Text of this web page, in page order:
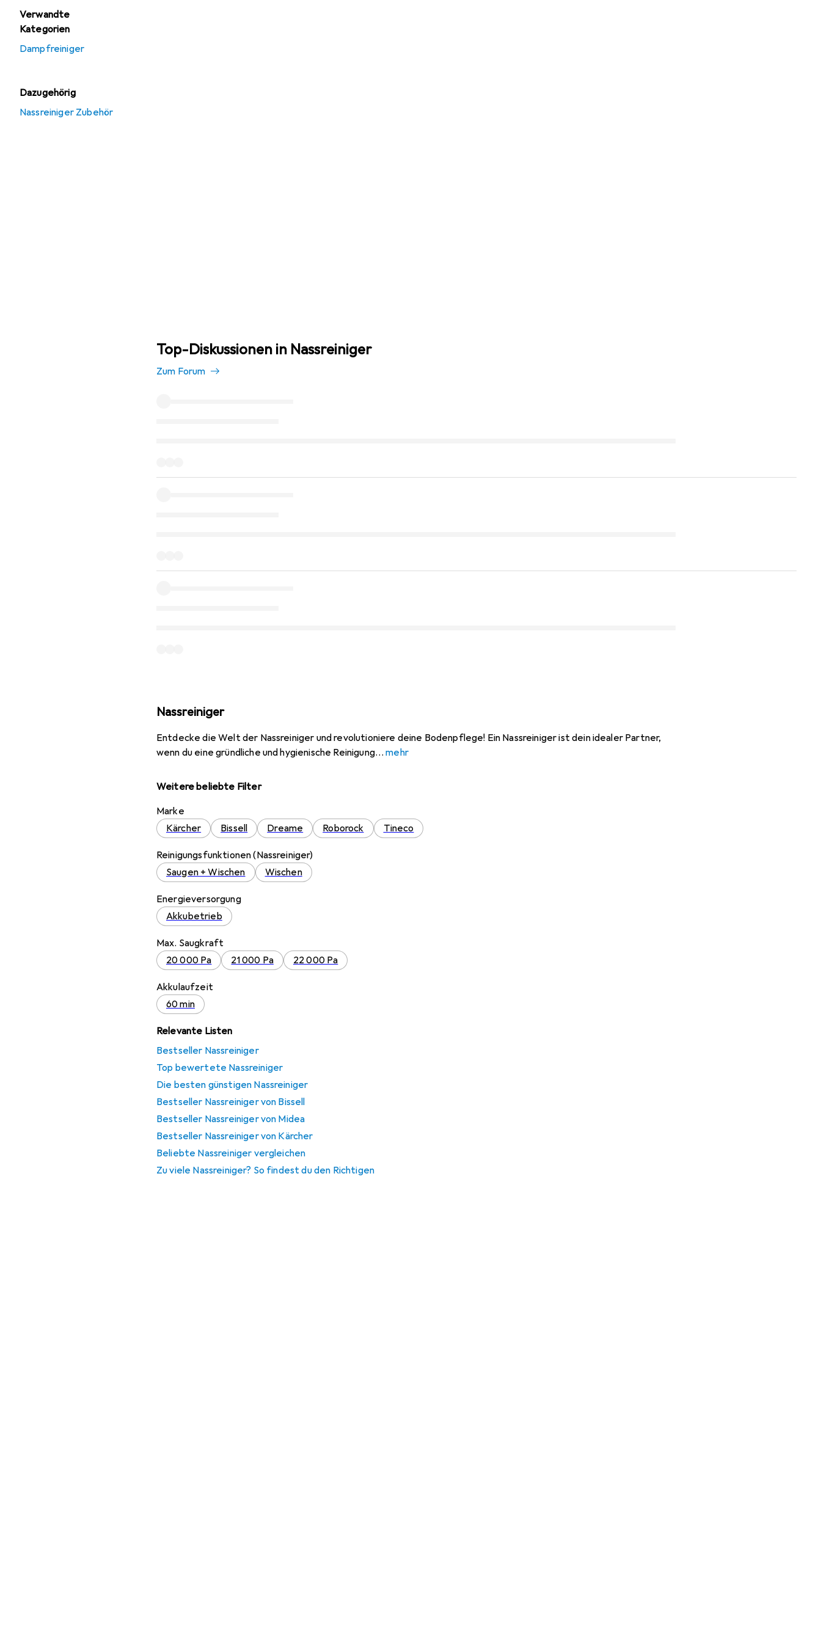
Verwandte
Kategorien
Dampfreiniger
Dazugehörig
Nassreiniger Zubehör
Top-Diskussionen in Nassreiniger
Zum Forum
Nassreiniger
Entdecke die Welt der Nassreiniger und revolutioniere deine Bodenpflege! Ein Nassreiniger ist dein idealer Partner,
wenn du eine gründliche und hygienische Reinigung
mehr
Weitere beliebte Filter
Marke
Kärcher
Bissell Dreame Roborock Tineco
Reinigungsfunktionen (Nassreiniger)
Saugen + Wischen
Wischen
Energieversorgung
Akkubetrieb
Max. Saugkraft
20 000 Pa
21 000 Pa 22 000 Pa
Akkulaufzeit
60 min
Relevante Listen
Bestseller Nassreiniger
Top bewertete Nassreiniger
Die besten günstigen Nassreiniger
Bestseller Nassreiniger von Bissell
Bestseller Nassreiniger von Midea
Bestseller Nassreiniger von Kärcher
Beliebte Nassreiniger vergleichen
Zu viele Nassreiniger? So findest du den Richtigen